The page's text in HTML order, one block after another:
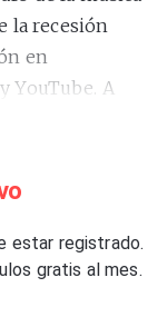
la recesión
en
YouTube. A
en la
jóvenes a
estar registrado.
gratis al mes.